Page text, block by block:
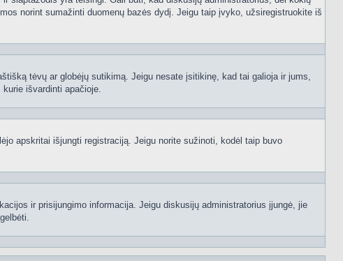
norint sumažinti duomenų bazės dydį. Jeigu taip įvyko, užsiregistruokite iš
tėvų ar globėjų sutikimą. Jeigu nesate įsitikinę, kad tai galioja ir jums,
išvardinti apačioje.
apskritai išjungti registraciją. Jeigu norite sužinoti, kodėl taip buvo
ir prisijungimo informacija. Jeigu diskusijų administratorius įjungė, jie